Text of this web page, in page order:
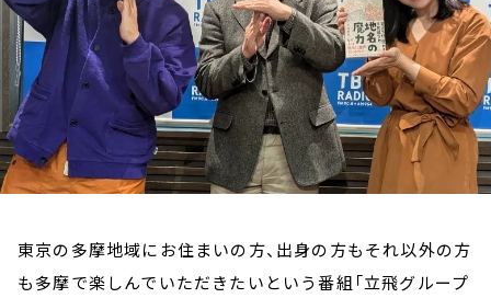
東京の多摩地域にお住まいの方、出身の方もそれ以外の方
も多摩で楽しんでいただきたいという番組「立飛グループ